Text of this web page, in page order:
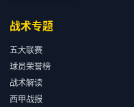
战术专题
五大联赛
球员荣誉榜
战术解读
西甲战报